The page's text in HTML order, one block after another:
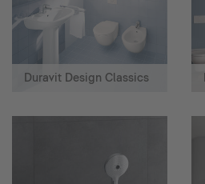
Duravit Design Classics